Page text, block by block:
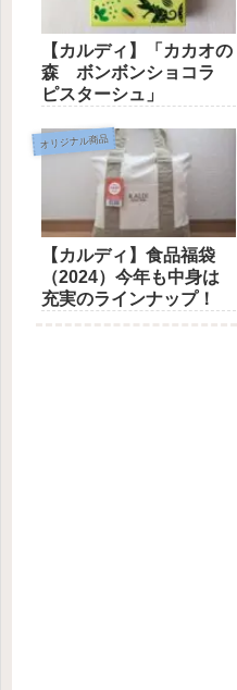
【カルディ】「カカオの
森 ボンボンショコラ
ピスターシュ」
オリジナル商品
【カルディ】食品福袋
（2024）今年も中身は
充実のラインナップ！